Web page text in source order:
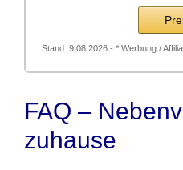
Stand: 9.08.2026 - * Werbung /
FAQ –
zuhause